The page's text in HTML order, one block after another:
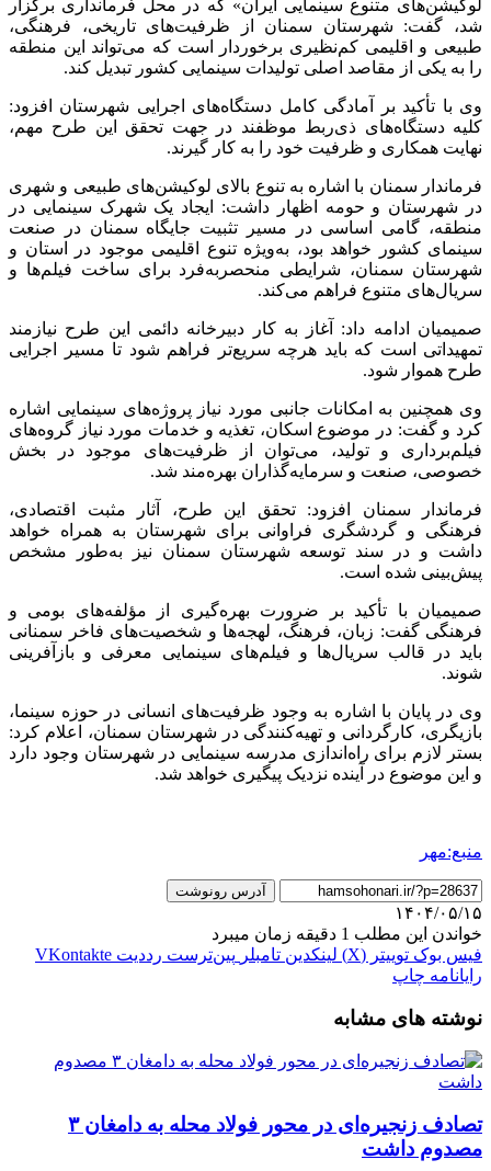
لوکیشن‌های متنوع سینمایی ایران» که در محل فرمانداری برگزار
شد، گفت: شهرستان سمنان از ظرفیت‌های تاریخی، فرهنگی،
طبیعی و اقلیمی کم‌نظیری برخوردار است که می‌تواند این منطقه
را به یکی از مقاصد اصلی تولیدات سینمایی کشور تبدیل کند.
وی با تأکید بر آمادگی کامل دستگاه‌های اجرایی شهرستان افزود:
کلیه دستگاه‌های ذی‌ربط موظفند در جهت تحقق این طرح مهم،
نهایت همکاری و ظرفیت خود را به کار گیرند.
فرماندار سمنان با اشاره به تنوع بالای لوکیشن‌های طبیعی و شهری
در شهرستان و حومه اظهار داشت: ایجاد یک شهرک سینمایی در
منطقه، گامی اساسی در مسیر تثبیت جایگاه سمنان در صنعت
سینمای کشور خواهد بود، به‌ویژه تنوع اقلیمی موجود در استان و
شهرستان سمنان، شرایطی منحصربه‌فرد برای ساخت فیلم‌ها و
سریال‌های متنوع فراهم می‌کند.
صمیمیان ادامه داد: آغاز به کار دبیرخانه دائمی این طرح نیازمند
تمهیداتی است که باید هرچه سریع‌تر فراهم شود تا مسیر اجرایی
طرح هموار شود.
وی همچنین به امکانات جانبی مورد نیاز پروژه‌های سینمایی اشاره
کرد و گفت: در موضوع اسکان، تغذیه و خدمات مورد نیاز گروه‌های
فیلم‌برداری و تولید، می‌توان از ظرفیت‌های موجود در بخش
خصوصی، صنعت و سرمایه‌گذاران بهره‌مند شد.
فرماندار سمنان افزود: تحقق این طرح، آثار مثبت اقتصادی،
فرهنگی و گردشگری فراوانی برای شهرستان به همراه خواهد
داشت و در سند توسعه شهرستان سمنان نیز به‌طور مشخص
پیش‌بینی شده است.
صمیمیان با تأکید بر ضرورت بهره‌گیری از مؤلفه‌های بومی و
فرهنگی گفت: زبان، فرهنگ، لهجه‌ها و شخصیت‌های فاخر سمنانی
باید در قالب سریال‌ها و فیلم‌های سینمایی معرفی و بازآفرینی
شوند.
وی در پایان با اشاره به وجود ظرفیت‌های انسانی در حوزه سینما،
بازیگری، کارگردانی و تهیه‌کنندگی در شهرستان سمنان، اعلام کرد:
بستر لازم برای راه‌اندازی مدرسه سینمایی در شهرستان وجود دارد
و این موضوع در آینده نزدیک پیگیری خواهد شد.
منبع:مهر
آدرس رونوشت
۱۴۰۴/۰۵/۱۵
خواندن این مطلب 1 دقیقه زمان میبرد
فیس بوک توییتر (X) لینکدین ‫تامبلر ‫پین‌ترست ‫رددیت ‫VKontakte
رایانامه چاپ
نوشته های مشابه
تصادف زنجیره‌ای در محور فولاد محله به دامغان ۳
مصدوم داشت